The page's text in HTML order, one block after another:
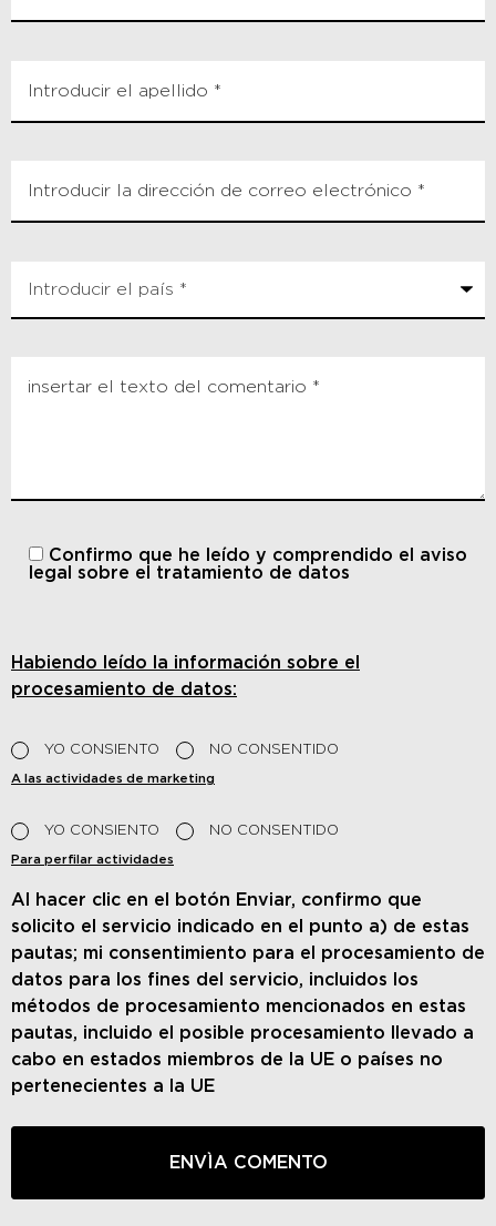
Confirmo que he leído y comprendido el aviso
legal sobre el tratamiento de datos
Habiendo leído la información sobre el
procesamiento de datos:
YO CONSIENTO NO CONSENTIDO
A las actividades de marketing
YO CONSIENTO NO CONSENTIDO
Para perfilar actividades
Al hacer clic en el botón Enviar, confirmo que
solicito el servicio indicado en el punto a) de estas
pautas; mi consentimiento para el procesamiento de
datos para los fines del servicio, incluidos los
métodos de procesamiento mencionados en estas
pautas, incluido el posible procesamiento llevado a
cabo en estados miembros de la UE o países no
pertenecientes a la UE